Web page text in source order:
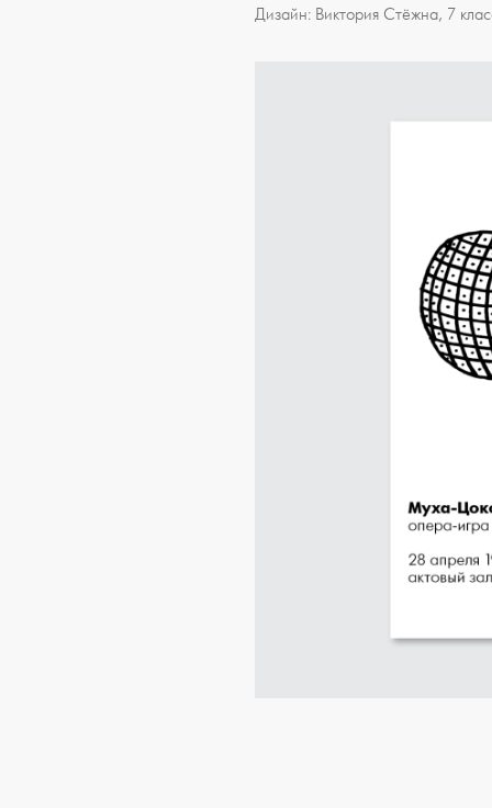
Дизайн: Виктория Стёжна, 7